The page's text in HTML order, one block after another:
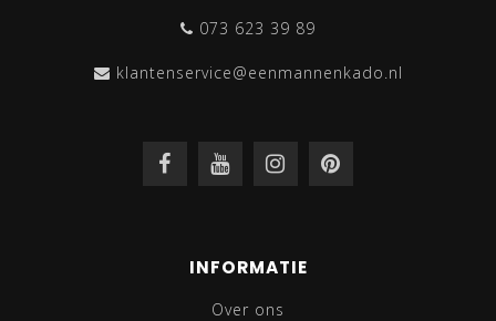
073 623 39 89
klantenservice@eenmannenkado.nl
INFORMATIE
Over ons